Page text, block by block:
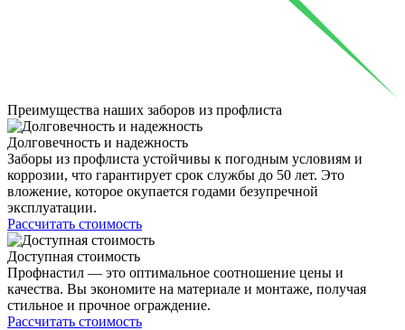
Преимущества наших заборов из профлиста
Долговечность и надежность
Заборы из профлиста устойчивы к погодным условиям и
коррозии, что гарантирует срок службы до 50 лет. Это
вложение, которое окупается годами безупречной
эксплуатации.
Рассчитать стоимость
Доступная стоимость
Профнастил — это оптимальное соотношение цены и
качества. Вы экономите на материале и монтаже, получая
стильное и прочное ограждение.
Рассчитать стоимость